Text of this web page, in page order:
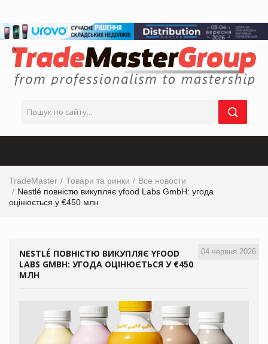
TradeMaster Товари та ринки
Все новости
Nestlé повністю викупляє yfood Labs GmbH: угода
оцінюється у €450 млн
04 червня 2026
NESTLÉ ПОВНІСТЮ ВИКУПЛЯЄ YFOOD
LABS GMBH: УГОДА ОЦІНЮЄТЬСЯ У €450
МЛН